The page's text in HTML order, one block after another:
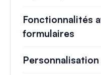
Fonctionnalités
formulaires